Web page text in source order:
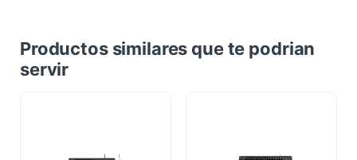
Productos similares que te podrian
servir